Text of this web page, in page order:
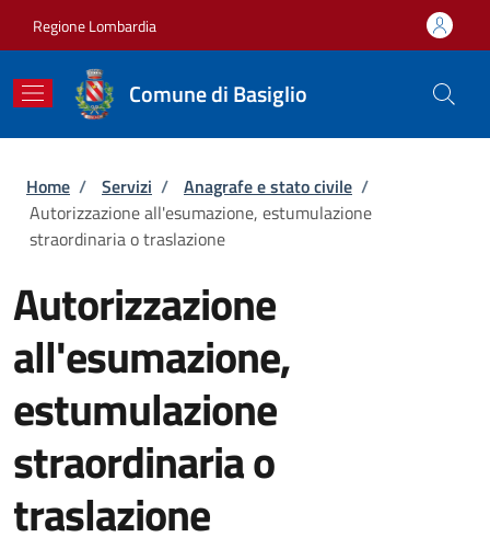
Regione Lombardia
Comune di Basiglio
Briciole di pane
Home / Servizi / Anagrafe e stato civile /
Autorizzazione all'esumazione, estumulazione
straordinaria o traslazione
Autorizzazione
all'esumazione,
estumulazione
straordinaria o
traslazione